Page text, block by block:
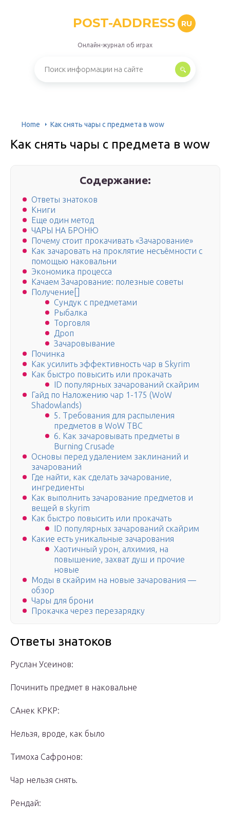
POST-ADDRESS RU
Онлайн-журнал об играх
Home Как снять чары с предмета в wow
Как снять чары с предмета в wow
Содержание:
Ответы знатоков
Книги
Еще один метод
ЧАРЫ НА БРОНЮ
Почему стоит прокачивать «Зачарование»
Как зачаровать на проклятие несъёмности с
помощью наковальни
Экономика процесса
Качаем Зачарование: полезные советы
Получение[]
Сундук с предметами
Рыбалка
Торговля
Дроп
Зачаровывание
Починка
Как усилить эффективность чар в Skyrim
Как быстро повысить или прокачать
ID популярных зачарований скайрим
Гайд по Наложению чар 1-175 (WoW
Shadowlands)
5. Требования для распыления
предметов в WoW TBC
6. Как зачаровывать предметы в
Burning Crusade
Основы перед удалением заклинаний и
зачарований
Где найти, как сделать зачарование,
ингредиенты
Как выполнить зачарование предметов и
вещей в skyrim
Как быстро повысить или прокачать
ID популярных зачарований скайрим
Какие есть уникальные зачарования
Хаотичный урон, алхимия, на
повышение, захват душ и прочие
новые
Моды в скайрим на новые зачарования —
обзор
Чары для брони
Прокачка через перезарядку
Ответы знатоков
Руслан Усеинов:
Починить предмет в наковальне
САнек КРКР:
Нельзя, вроде, как было
Тимоха Сафронов:
Чар нельзя снять.
Рендай: